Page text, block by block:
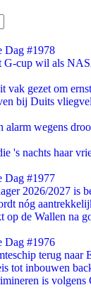
Dag #1978
G-cup wil als
vak gezet om
bij Duits
alarm wegens
's nachts haar
Dag #1977
2026/2027 is
nóg
op de Wallen na
Dag #1976
terug naar
tot inbouwen
is volgens